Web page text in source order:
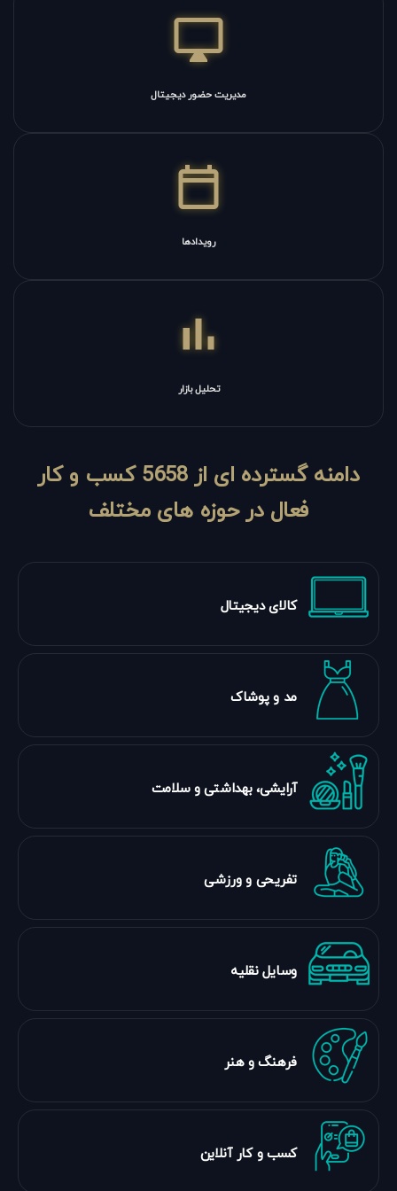
مدیریت حضور دیجیتال
رویدادها
تحلیل بازار
دامنه گسترده ای از5658 کسب و کار
فعال در حوزه های مختلف
کالای دیجیتال
مد و پوشاک
آرایشی، بهداشتی و سلامت
تفریحی و ورزشی
وسایل نقلیه
فرهنگ و هنر
کسب و کار آنلاین